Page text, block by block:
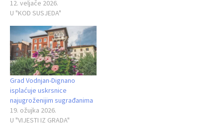
12. veljače 2026.
U "KOD SUSJEDA"
Grad Vodnjan-Dignano
isplaćuje uskrsnice
najugroženijim sugrađanima
19. ožujka 2026.
U "VIJESTI IZ GRADA"